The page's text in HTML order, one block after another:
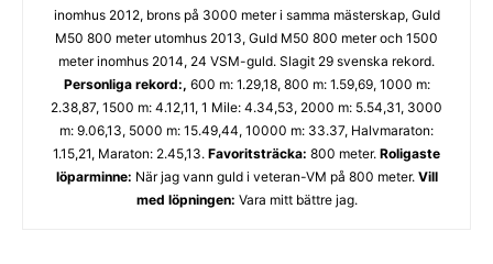
inomhus 2012, brons på 3000 meter i samma mästerskap, Guld
M50 800 meter utomhus 2013, Guld M50 800 meter och 1500
meter inomhus 2014, 24 VSM-guld. Slagit 29 svenska rekord.
Personliga rekord:, 600 m: 1.29,18, 800 m: 1.59,69, 1000 m:
2.38,87, 1500 m: 4.12,11, 1 Mile: 4.34,53, 2000 m: 5.54,31, 3000
m: 9.06,13, 5000 m: 15.49,44, 10000 m: 33.37, Halvmaraton:
1.15,21, Maraton: 2.45,13. Favoritsträcka: 800 meter. Roligaste
löparminne: När jag vann guld i veteran-VM på 800 meter. Vill
med löpningen: Vara mitt bättre jag.